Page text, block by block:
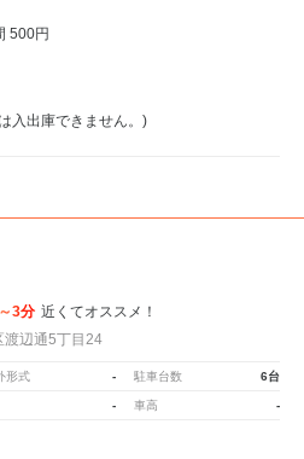
500円
入出庫できません。)
3分 近くてオススメ！
渡辺通5丁目24
形式 - 駐車台数 6台
- 車高 -